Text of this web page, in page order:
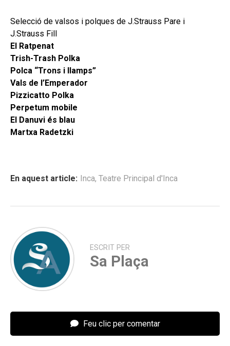
Selecció de valsos i polques de J.Strauss Pare i
J.Strauss Fill
El Ratpenat
Trish-Trash Polka
Polca “Trons i llamps”
Vals de l’Emperador
Pizzicatto Polka
Perpetum mobile
El Danuvi és blau
Martxa Radetzki
En aquest article: Inca, Teatre Principal d'Inca
ESCRIT PER
Sa Plaça
Feu clic per comentar